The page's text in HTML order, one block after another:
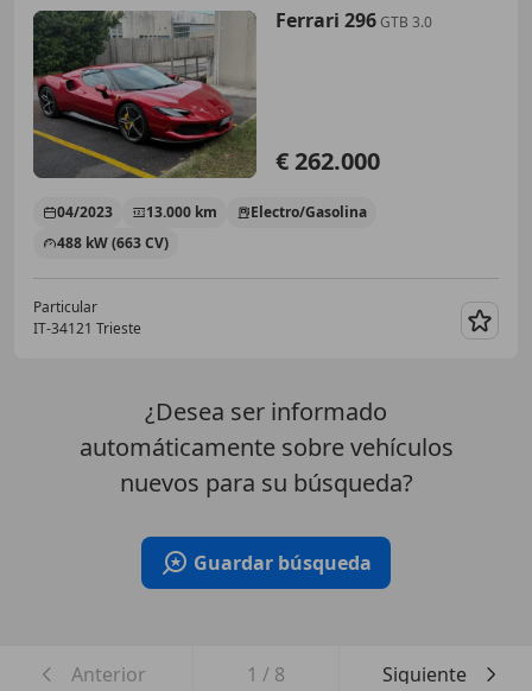
Ferrari 296GTB 3.0
€ 262.000
04/2023 13.000 km
Electro/Gasolina
488 kW (663 CV)
Particular
IT-34121 Trieste
¿Desea ser informado
automáticamente sobre vehículos
nuevos para su búsqueda?
Guardar búsqueda
Anterior 1 / 8 Siguiente